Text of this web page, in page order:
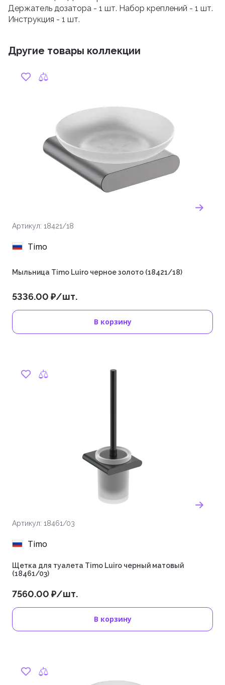
Держатель дозатора - 1 шт. Набор креплений - 1 шт.
Инструкция - 1 шт.
Другие товары коллекции
Артикул: 18421/18
Timo
Мыльница Timo Luiro черное золото (18421/18)
5336.00 ₽/шт.
В корзину
Артикул: 18461/03
Timo
Щетка для туалета Timo Luiro черный матовый
(18461/03)
7560.00 ₽/шт.
В корзину